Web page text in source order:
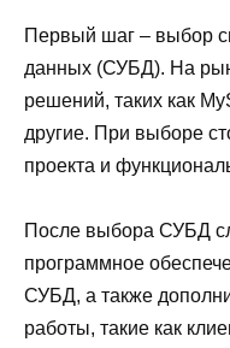
Первый шаг – выбор
данных (СУБД). На
решений, таких как
другие. При выборе
проекта и
После выбора СУБД
программное
СУБД, а также
работы, такие как